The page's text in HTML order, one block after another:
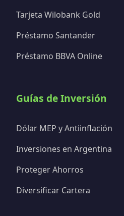
Tarjeta Wilobank Gold
Préstamo Santander
Préstamo BBVA Online
Guías de Inversión
Dólar MEP y Antiinflación
Inversiones en Argentina
Proteger Ahorros
Diversificar Cartera